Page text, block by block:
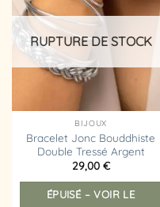
à la
liste
RUPTURE DE STOCK
BIJOUX
Bracelet Jonc Bouddhiste
Double Tressé Argent
29,00 €
ÉPUISÉ – VOIR LE